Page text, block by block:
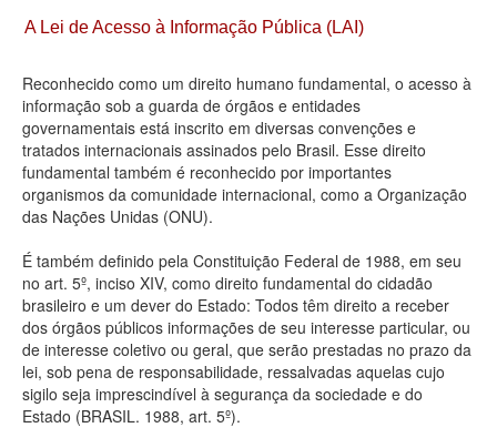
Dados Governamentais Abertos
Planejamento
Catálogo de dados
Processo Legislativo
Deputados Estaduais
Administração
Legislação
Agenda
Perguntas frequentes
Contato
A Lei de Acesso à Informação Pública (LAI)
Reconhecido como um direito humano fundamental, o acesso à
informação sob a guarda de órgãos e entidades
governamentais está inscrito em diversas convenções e
tratados internacionais assinados pelo Brasil. Esse direito
fundamental também é reconhecido por importantes
organismos da comunidade internacional, como a Organização
das Nações Unidas (ONU).
É também definido pela Constituição Federal de 1988, em seu
no art. 5º, inciso XIV, como direito fundamental do cidadão
brasileiro e um dever do Estado: Todos têm direito a receber
dos órgãos públicos informações de seu interesse particular, ou
de interesse coletivo ou geral, que serão prestadas no prazo da
lei, sob pena de responsabilidade, ressalvadas aquelas cujo
sigilo seja imprescindível à segurança da sociedade e do
Estado (BRASIL. 1988, art. 5º).